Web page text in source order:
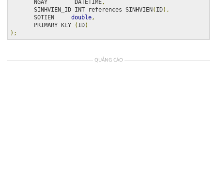
       NGAY        DATETIME
,
       SINHVIEN_ID INT references SINHVIEN
( ID),
       SOTIEN
double ,
       PRIMARY KEY
( ID)
);
QUẢNG CÁO